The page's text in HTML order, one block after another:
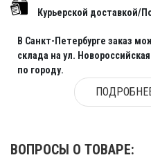
Курьерской доставкой/
В Санкт-Петербурге заказ
склада на ул.
по городу.
ВОПРОСЫ О ТОВАРЕ: